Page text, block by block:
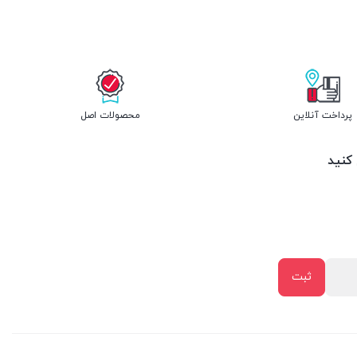
پرداخت آنلاین محصولات اصل
کنید